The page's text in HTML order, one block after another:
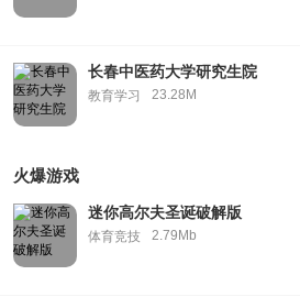
长春中医药大学研究生院
教育学习 23.28M
火爆游戏
迷你高尔夫圣诞破解版
体育竞技 2.79Mb